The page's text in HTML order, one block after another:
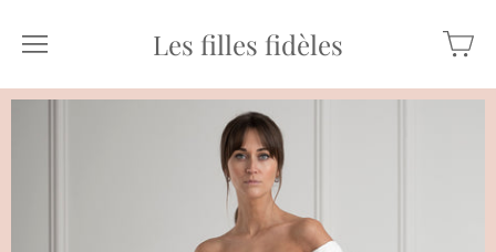
Les filles fidèles